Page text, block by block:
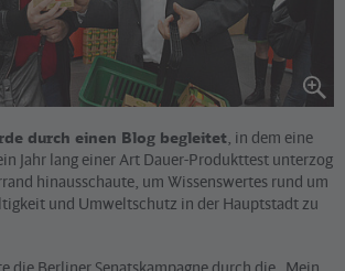
durch einen Blog begleitet , in dem eine
Jahr lang einer Art Dauer-Produkttest unterzog
hinausschaute, um Wissenswertes rund um
und Umweltschutz in der Hauptstadt zu
die Berliner Senatskampagne durch die „Mein